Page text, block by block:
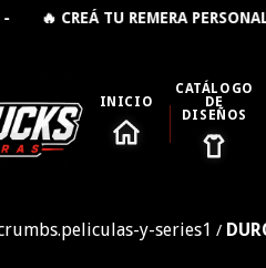
TU REMERA
INICIO
CATÁLOGO
DE
DISEÑOS
y-series1 /